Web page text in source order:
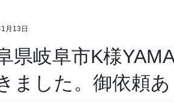
月13日
県岐阜市K様
ました。御依頼